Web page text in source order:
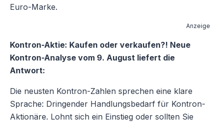
Euro-Marke.
Anzeige
Kontron-Aktie: Kaufen oder verkaufen?! Neue
Kontron-Analyse vom 9. August liefert die
Antwort:
Die neusten Kontron-Zahlen sprechen eine klare
Sprache: Dringender Handlungsbedarf für Kontron-
Aktionäre. Lohnt sich ein Einstieg oder sollten Sie